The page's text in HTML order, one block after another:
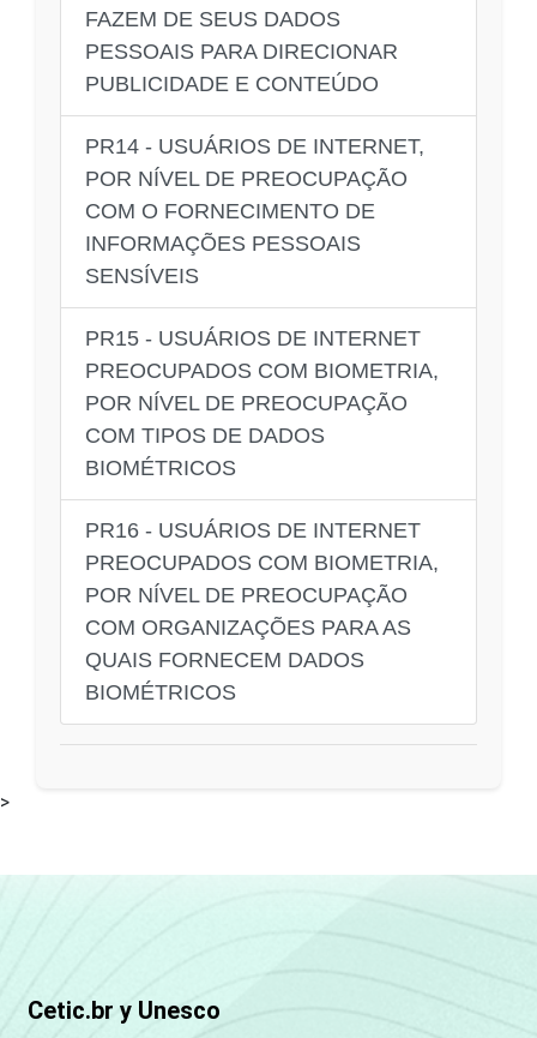
FAZEM DE SEUS DADOS
PESSOAIS PARA DIRECIONAR
PUBLICIDADE E CONTEÚDO
PR14 - USUÁRIOS DE INTERNET,
POR NÍVEL DE PREOCUPAÇÃO
COM O FORNECIMENTO DE
INFORMAÇÕES PESSOAIS
SENSÍVEIS
PR15 - USUÁRIOS DE INTERNET
PREOCUPADOS COM BIOMETRIA,
POR NÍVEL DE PREOCUPAÇÃO
COM TIPOS DE DADOS
BIOMÉTRICOS
PR16 - USUÁRIOS DE INTERNET
PREOCUPADOS COM BIOMETRIA,
POR NÍVEL DE PREOCUPAÇÃO
COM ORGANIZAÇÕES PARA AS
QUAIS FORNECEM DADOS
BIOMÉTRICOS
>
Cetic.br y Unesco